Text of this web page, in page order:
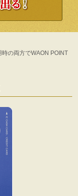
の両方でWAON POINT